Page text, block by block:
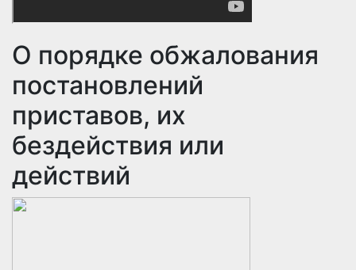
О порядке обжалования
постановлений
приставов, их
бездействия или
действий